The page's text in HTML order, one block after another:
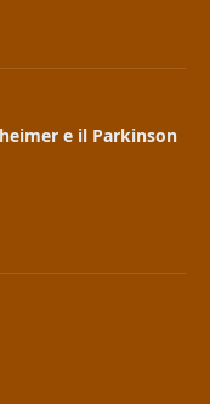
e il Parkinson